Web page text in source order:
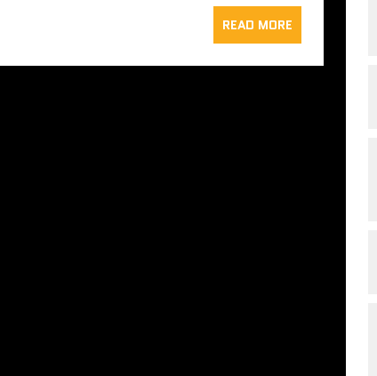
READ MORE